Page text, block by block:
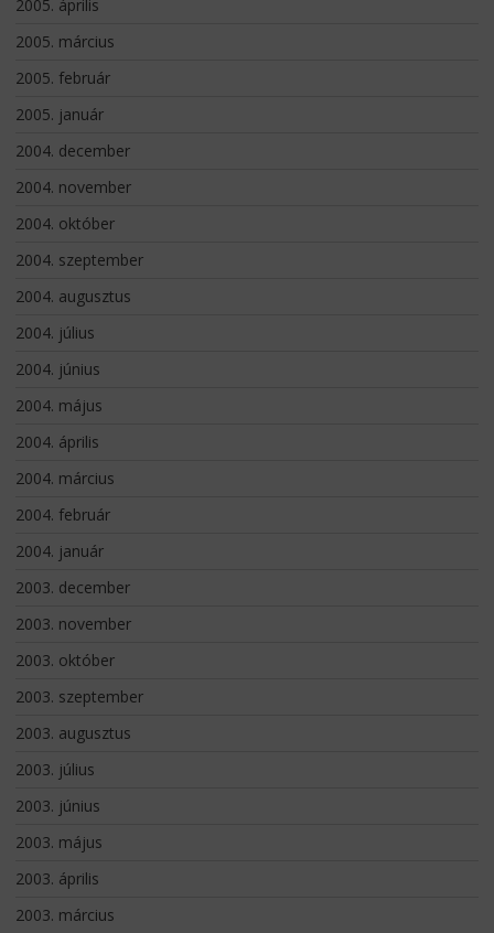
2005. április
2005. március
2005. február
2005. január
2004. december
2004. november
2004. október
2004. szeptember
2004. augusztus
2004. július
2004. június
2004. május
2004. április
2004. március
2004. február
2004. január
2003. december
2003. november
2003. október
2003. szeptember
2003. augusztus
2003. július
2003. június
2003. május
2003. április
2003. március